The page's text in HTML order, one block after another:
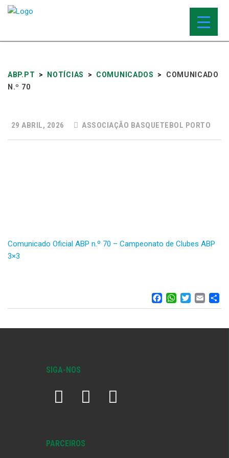
ABP.PT > NOTÍCIAS > COMUNICADOS >
COMUNICADO
N.º 70
29 ABRIL, 2026 ASSOCIAÇÃO BASQUETEBOL PORTO
Comunicado Oficial ABP n.º 70 – Campeonato de Clubes ABP
3×3
SIGA-NOS
PARCEIROS